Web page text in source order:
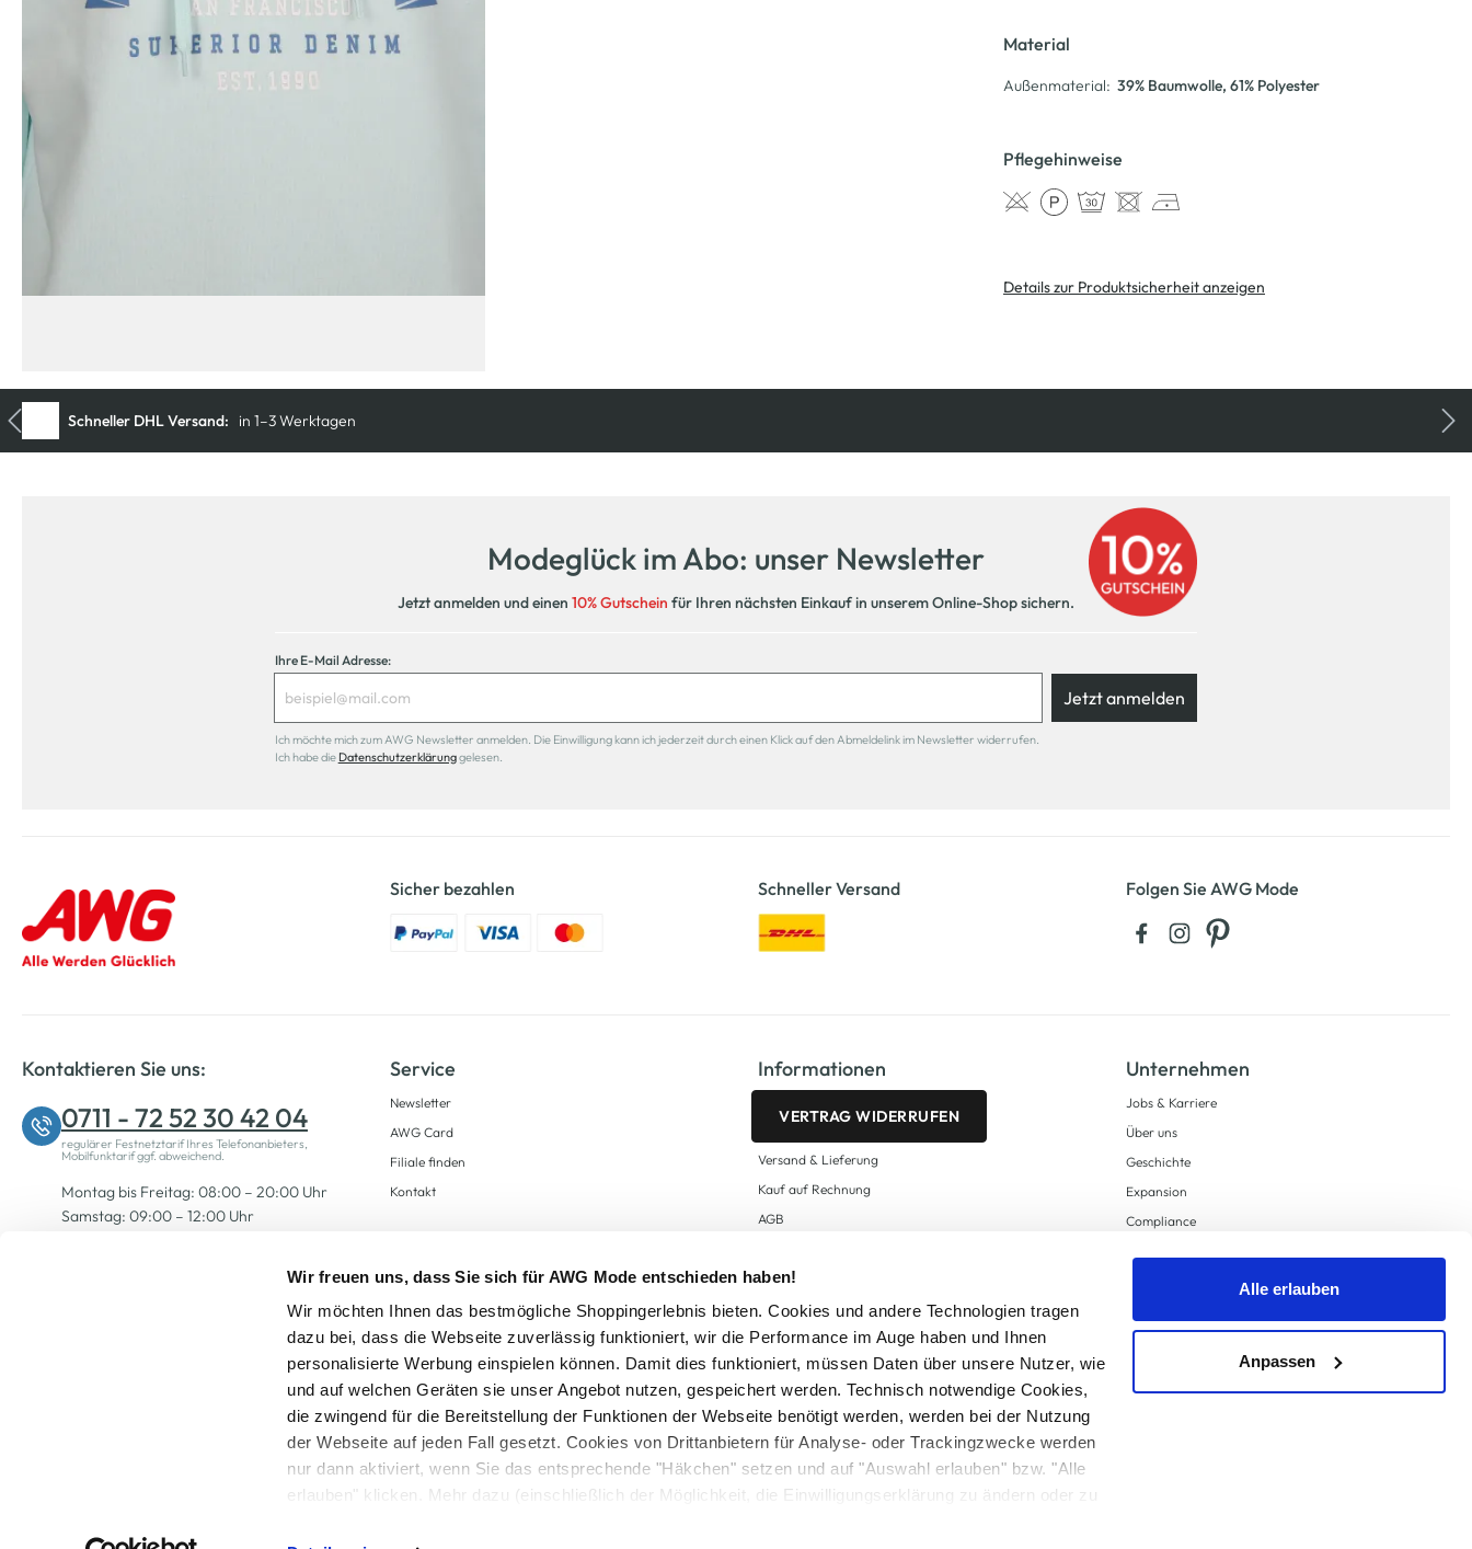
Wir freuen uns, dass Sie sich für AWG Mode entschieden haben!
Wir möchten Ihnen das bestmögliche Shoppingerlebnis bieten. Cookies und andere Technologien tragen
dazu bei, dass die Webseite zuverlässig funktioniert, wir die Performance im Auge haben und Ihnen
personalisierte Werbung einspielen können. Damit dies funktioniert, müssen Daten über unsere Nutzer, wie
und auf welchen Geräten sie unser Angebot nutzen, gespeichert werden. Technisch notwendige Cookies,
die zwingend für die Bereitstellung der Funktionen der Webseite benötigt werden, werden bei der Nutzung
der Webseite auf jeden Fall gesetzt. Cookies von Drittanbietern für Analyse- oder Trackingzwecke werden
nur dann aktiviert, wenn Sie das entsprechende "Häkchen" setzen und auf "Auswahl erlauben" bzw. "Alle
erlauben" klicken. Mehr dazu (einschließlich der Möglichkeit, die Einwilligungserklärung zu ändern oder zu
Alle erlauben
Anpassen
Material
Außenmaterial: 39% Baumwolle, 61% Polyester
Pflegehinweise
Details zur Produktsicherheit anzeigen
Modeglück im Abo: unser Newsletter
Jetzt anmelden und einen 10% Gutschein für Ihren nächsten Einkauf in unserem Online-Shop sichern.
Ihre E-Mail Adresse:
Jetzt anmelden
Ich möchte mich zum AWG Newsletter anmelden. Die Einwilligung kann ich jederzeit durch einen Klick auf den Abmeldelink im Newsletter widerrufen.
Ich habe die Datenschutzerklärunggelesen.
Sicher bezahlen Schneller Versand Folgen Sie AWG Mode
Kontaktieren Sie uns:
0711 - 72 52 30 42 04
regulärer Festnetztarif Ihres Telefonanbieters,
Mobilfunktarif ggf. abweichend.
Montag bis Freitag: 08:00 – 20:00 Uhr
Samstag: 09:00 – 12:00 Uhr
Service
Newsletter
AWG Card
Filiale finden
Kontakt
Informationen
VERTRAG WIDERRUFEN
Versand & Lieferung
Kauf auf Rechnung
AGB
Zahlungsarten
Datenschutz
AWG CARD Teilnahmebedingungen
Unternehmen
Jobs & Karriere
Über uns
Geschichte
Expansion
Compliance
Supply Chain Due Diligence
Alle Preise inkl. gesetzl. Mehrwertsteuer zzgl.